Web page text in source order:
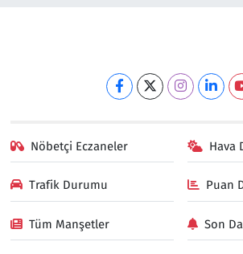
Nöbetçi Eczaneler Hava
Trafik Durumu Puan
Tüm Manşetler Son